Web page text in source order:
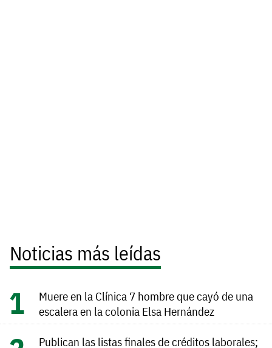
Noticias más leídas
Muere en la Clínica 7 hombre que cayó de una
escalera en la colonia Elsa Hernández
Publican las listas finales de créditos laborales;